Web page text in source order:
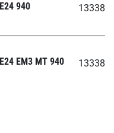
940
EM3 MT 940